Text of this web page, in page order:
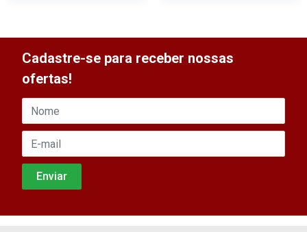
Cadastre-se para receber nossas
ofertas!